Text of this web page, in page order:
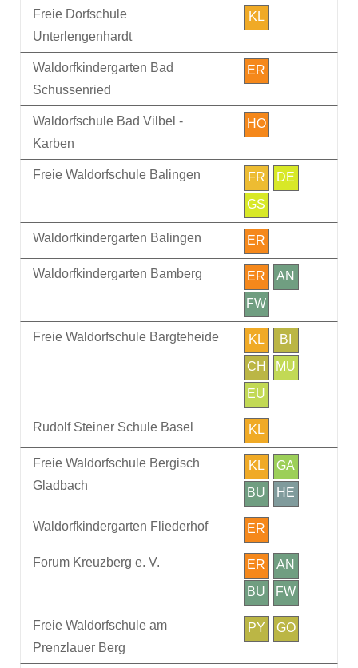
Freie Dorfschule
Unterlengenhardt
KL
Waldorfkindergarten Bad
Schussenried
ER
Waldorfschule Bad Vilbel -
Karben
HO
Freie Waldorfschule Balingen FR
DE
GS
Waldorfkindergarten Balingen ER
Waldorfkindergarten Bamberg ER
AN
FW
Freie Waldorfschule Bargteheide KL
BI
CH
MU
EU
Rudolf Steiner Schule Basel KL
Freie Waldorfschule Bergisch
Gladbach
KL
GA
BU
HE
Waldorfkindergarten Fliederhof ER
Forum Kreuzberg e. V. ER
AN
BU
FW
Freie Waldorfschule am
Prenzlauer Berg
PY GO